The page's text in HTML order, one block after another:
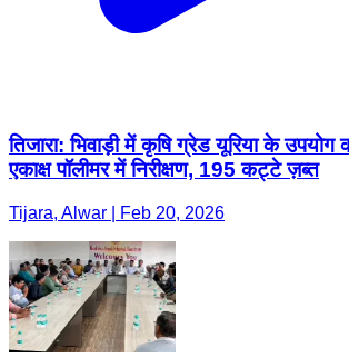
तिजारा: भिवाड़ी में कृषि ग्रेड यूरिया के उपयोग
एकाक्ष पॉलीमर में निरीक्षण, 195 कट्टे ज़ब्त
Tijara, Alwar | Feb 20, 2026